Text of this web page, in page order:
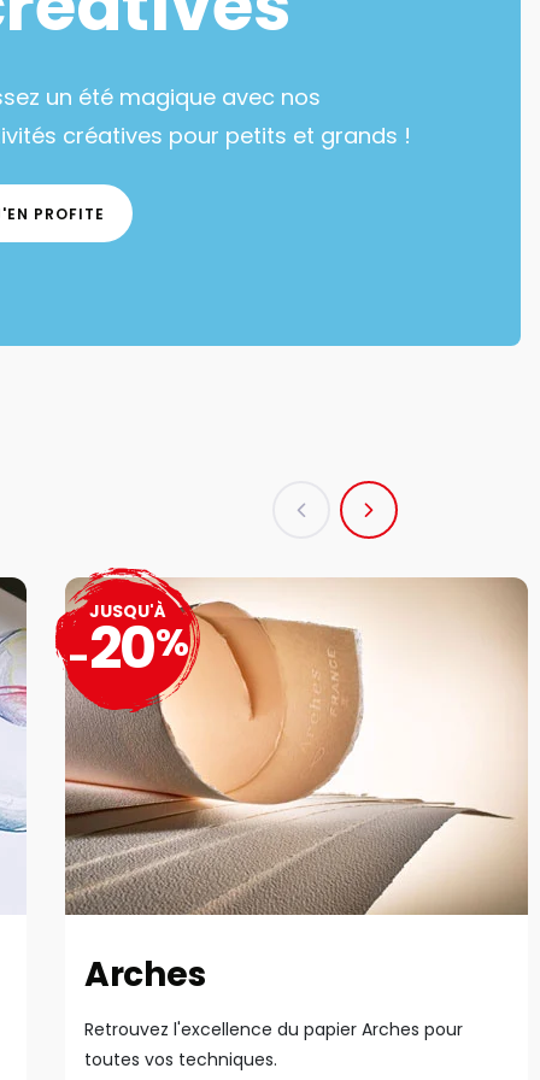
un été magique avec nos
créatives pour petits et grands !
PROFITE
Arches
Retrouvez l'excellence du papier Arches pour
toutes vos techniques.
JUSQU'À
-20%